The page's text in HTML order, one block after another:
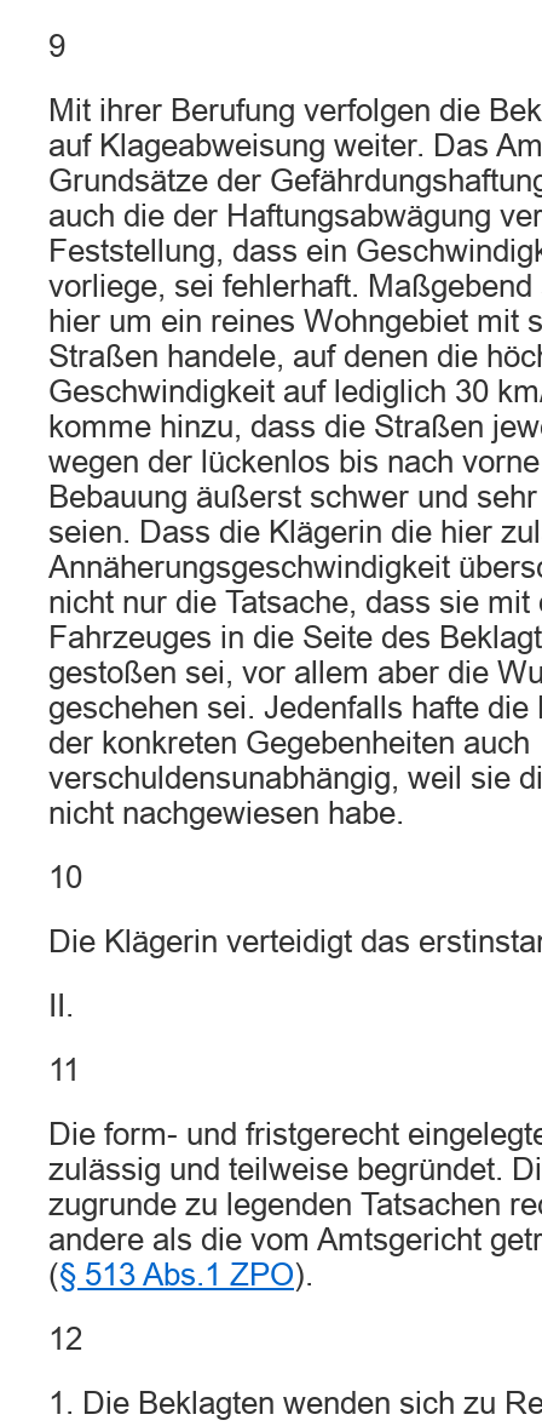
9
Mit ihrer Berufung verfolgen die
auf Klageabweisung weiter. Das
Grundsätze der
auch die der Haftungsabwägung
Feststellung, dass ein
vorliege, sei fehlerhaft.
hier um ein reines Wohngebiet mit
Straßen handele, auf denen die
Geschwindigkeit auf lediglich 30
komme hinzu, dass die Straßen
wegen der lückenlos bis nach
Bebauung äußerst schwer und
seien. Dass die Klägerin die hier
Annäherungsgeschwindigkeit
nicht nur die Tatsache, dass sie
Fahrzeuges in die Seite des
gestoßen sei, vor allem aber die
geschehen sei. Jedenfalls hafte die
der konkreten Gegebenheiten auch
verschuldensunabhängig, weil sie
nicht nachgewiesen habe.
10
Die Klägerin verteidigt das
II.
11
Die form- und fristgerecht
zulässig und teilweise begründet.
zugrunde zu legenden Tatsachen
andere als die vom Amtsgericht
(§ 513 Abs.1 ZPO).
12
1. Die Beklagten wenden sich zu